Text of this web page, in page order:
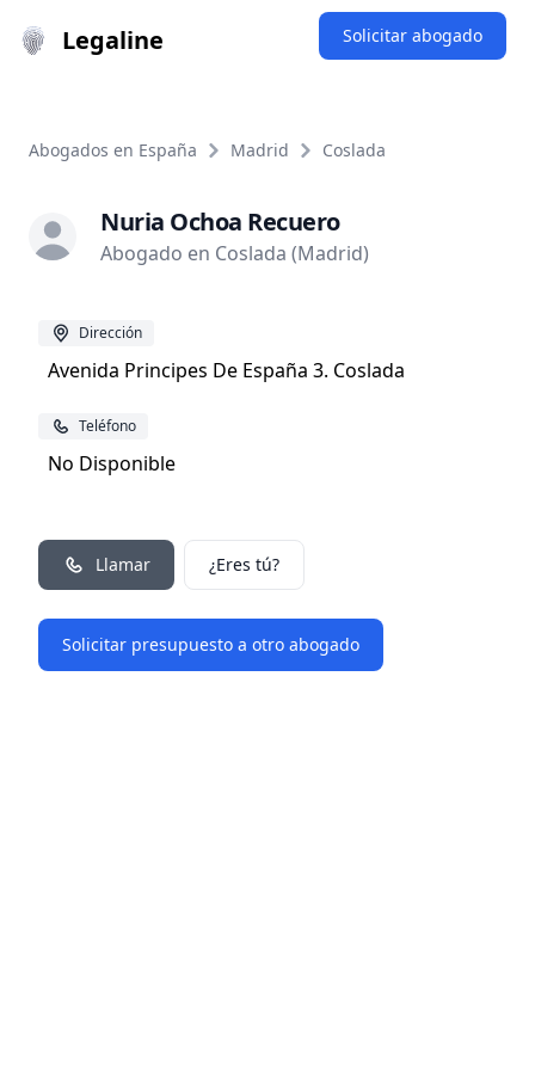
Legaline Solicitar abogado
Abogados en España Madrid Coslada
Nuria Ochoa Recuero
Abogado en Coslada (Madrid)
Dirección
Avenida Principes De España 3. Coslada
Teléfono
No Disponible
Llamar ¿Eres tú?
Solicitar presupuesto a otro abogado